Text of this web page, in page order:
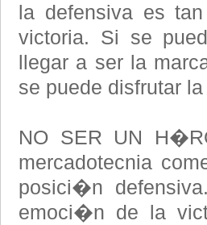
la defensiva es
victoria. Si se
llegar a ser la
se puede disfrutar
NO SER UN
mercadotecnia
posici�n
emoci�n de la